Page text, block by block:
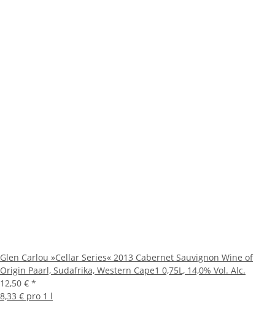
Glen Carlou »Cellar Series« 2013 Cabernet Sauvignon Wine of
Origin Paarl, Sudafrika, Western Cape1 0,75L, 14,0% Vol. Alc.
12,50 € *
8,33 € pro 1 l